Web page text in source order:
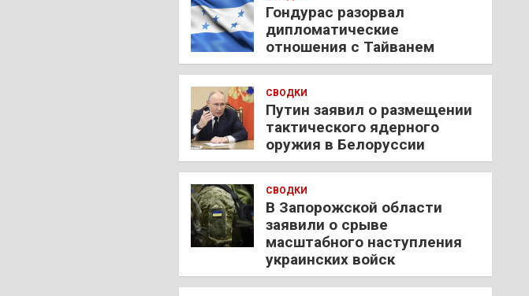
Гондурас разорвал
дипломатические
отношения с Тайванем
СВОДКИ
Путин заявил о размещении
тактического ядерного
оружия в Белоруссии
СВОДКИ
В Запорожской области
заявили о срыве
масштабного наступления
украинских войск